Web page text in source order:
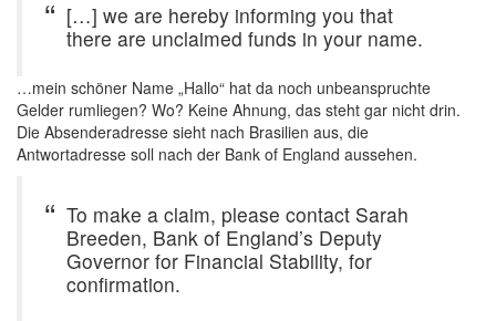
[…] we are hereby informing you that
there are unclaimed funds in your name.
…mein schöner Name „Hallo“ hat da noch unbeanspruchte
Gelder rumliegen? Wo? Keine Ahnung, das steht gar nicht drin.
Die Absenderadresse sieht nach Brasilien aus, die
Antwortadresse soll nach der Bank of England aussehen.
To make a claim, please contact Sarah
Breeden, Bank of England’s Deputy
Governor for Financial Stability, for
confirmation.